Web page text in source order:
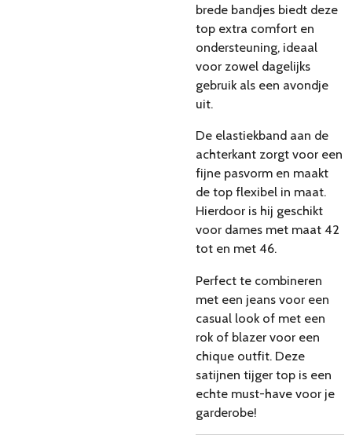
brede bandjes biedt deze
top extra comfort en
ondersteuning, ideaal
voor zowel dagelijks
gebruik als een avondje
uit.
De elastiekband aan de
achterkant zorgt voor een
fijne pasvorm en maakt
de top flexibel in maat.
Hierdoor is hij geschikt
voor dames met maat 42
tot en met 46.
Perfect te combineren
met een jeans voor een
casual look of met een
rok of blazer voor een
chique outfit. Deze
satijnen tijger top is een
echte must-have voor je
garderobe!